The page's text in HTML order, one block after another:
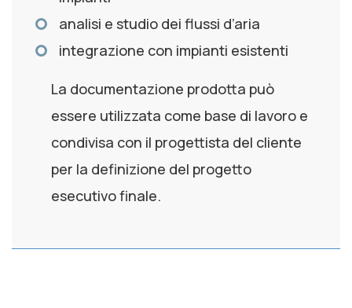
analisi e studio dei flussi d’aria
integrazione con impianti esistenti
La documentazione prodotta può
essere utilizzata come base di lavoro e
condivisa con il progettista del cliente
per la definizione del progetto
esecutivo finale.